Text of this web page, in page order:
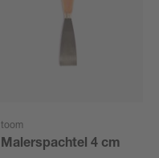
toom
Malerspachtel 4 cm